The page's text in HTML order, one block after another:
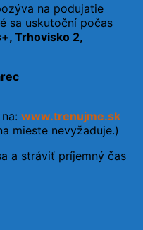
na podujatie
sa uskutoční počas
Trhovisko 2,
www.trenujme.sk
mieste nevyžaduje.)
a stráviť príjemný čas